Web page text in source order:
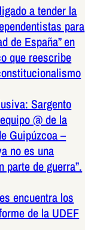
a tender la
para
de España” en
que reescribe
Sargento
@ de la
Guipúzcoa –
no es una
parte de guerra”.
encuentra los
de la UDEF